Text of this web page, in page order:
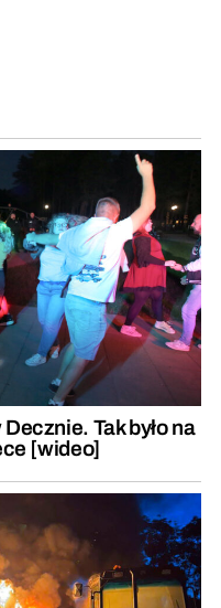
Tak było na
[wideo]